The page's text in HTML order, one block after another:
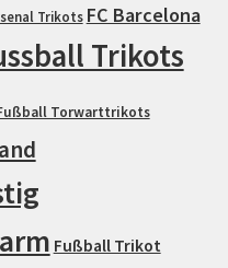
Trikots FC Barcelona
Trikots
Torwarttrikots
Fußball Trikot